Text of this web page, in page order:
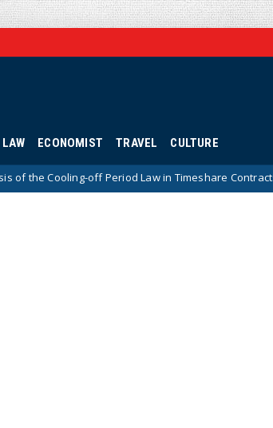
ECONOMIST TRAVEL CULTURE
Law in Timeshare Contracts Hotnews